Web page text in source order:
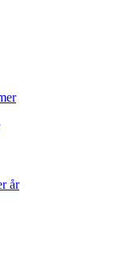
år